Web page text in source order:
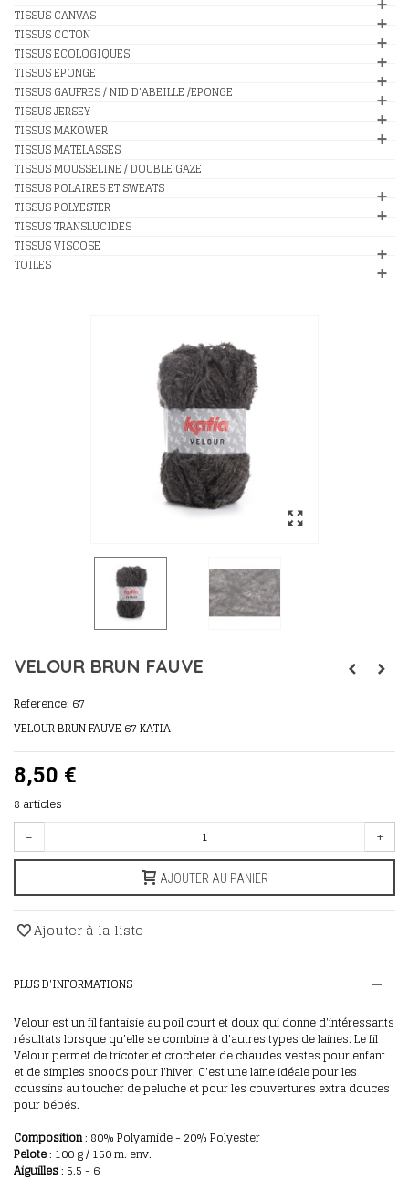
TISSUS CANVAS
TISSUS COTON
TISSUS ECOLOGIQUES
TISSUS EPONGE
TISSUS GAUFRES / NID D'ABEILLE /EPONGE
TISSUS JERSEY
TISSUS MAKOWER
TISSUS MATELASSES
TISSUS MOUSSELINE / DOUBLE GAZE
TISSUS POLAIRES ET SWEATS
TISSUS POLYESTER
TISSUS TRANSLUCIDES
TISSUS VISCOSE
TOILES
VELOUR BRUN FAUVE
Reference: 67
VELOUR BRUN FAUVE 67 KATIA
8,50 €
8 articles
- +
AJOUTER AU PANIER
Ajouter à la liste
PLUS D'INFORMATIONS
Velour est un fil fantaisie au poil court et doux qui donne d'intéressants
résultats lorsque qu'elle se combine à d'autres types de laines. Le fil
Velour permet de tricoter et crocheter de chaudes vestes pour enfant
et de simples snoods pour l'hiver. C'est une laine idéale pour les
coussins au toucher de peluche et pour les couvertures extra douces
pour bébés.
Composition: 80% Polyamide - 20% Polyester
Pelote: 100g / 150 m. env.
Aiguilles: 5.5 - 6